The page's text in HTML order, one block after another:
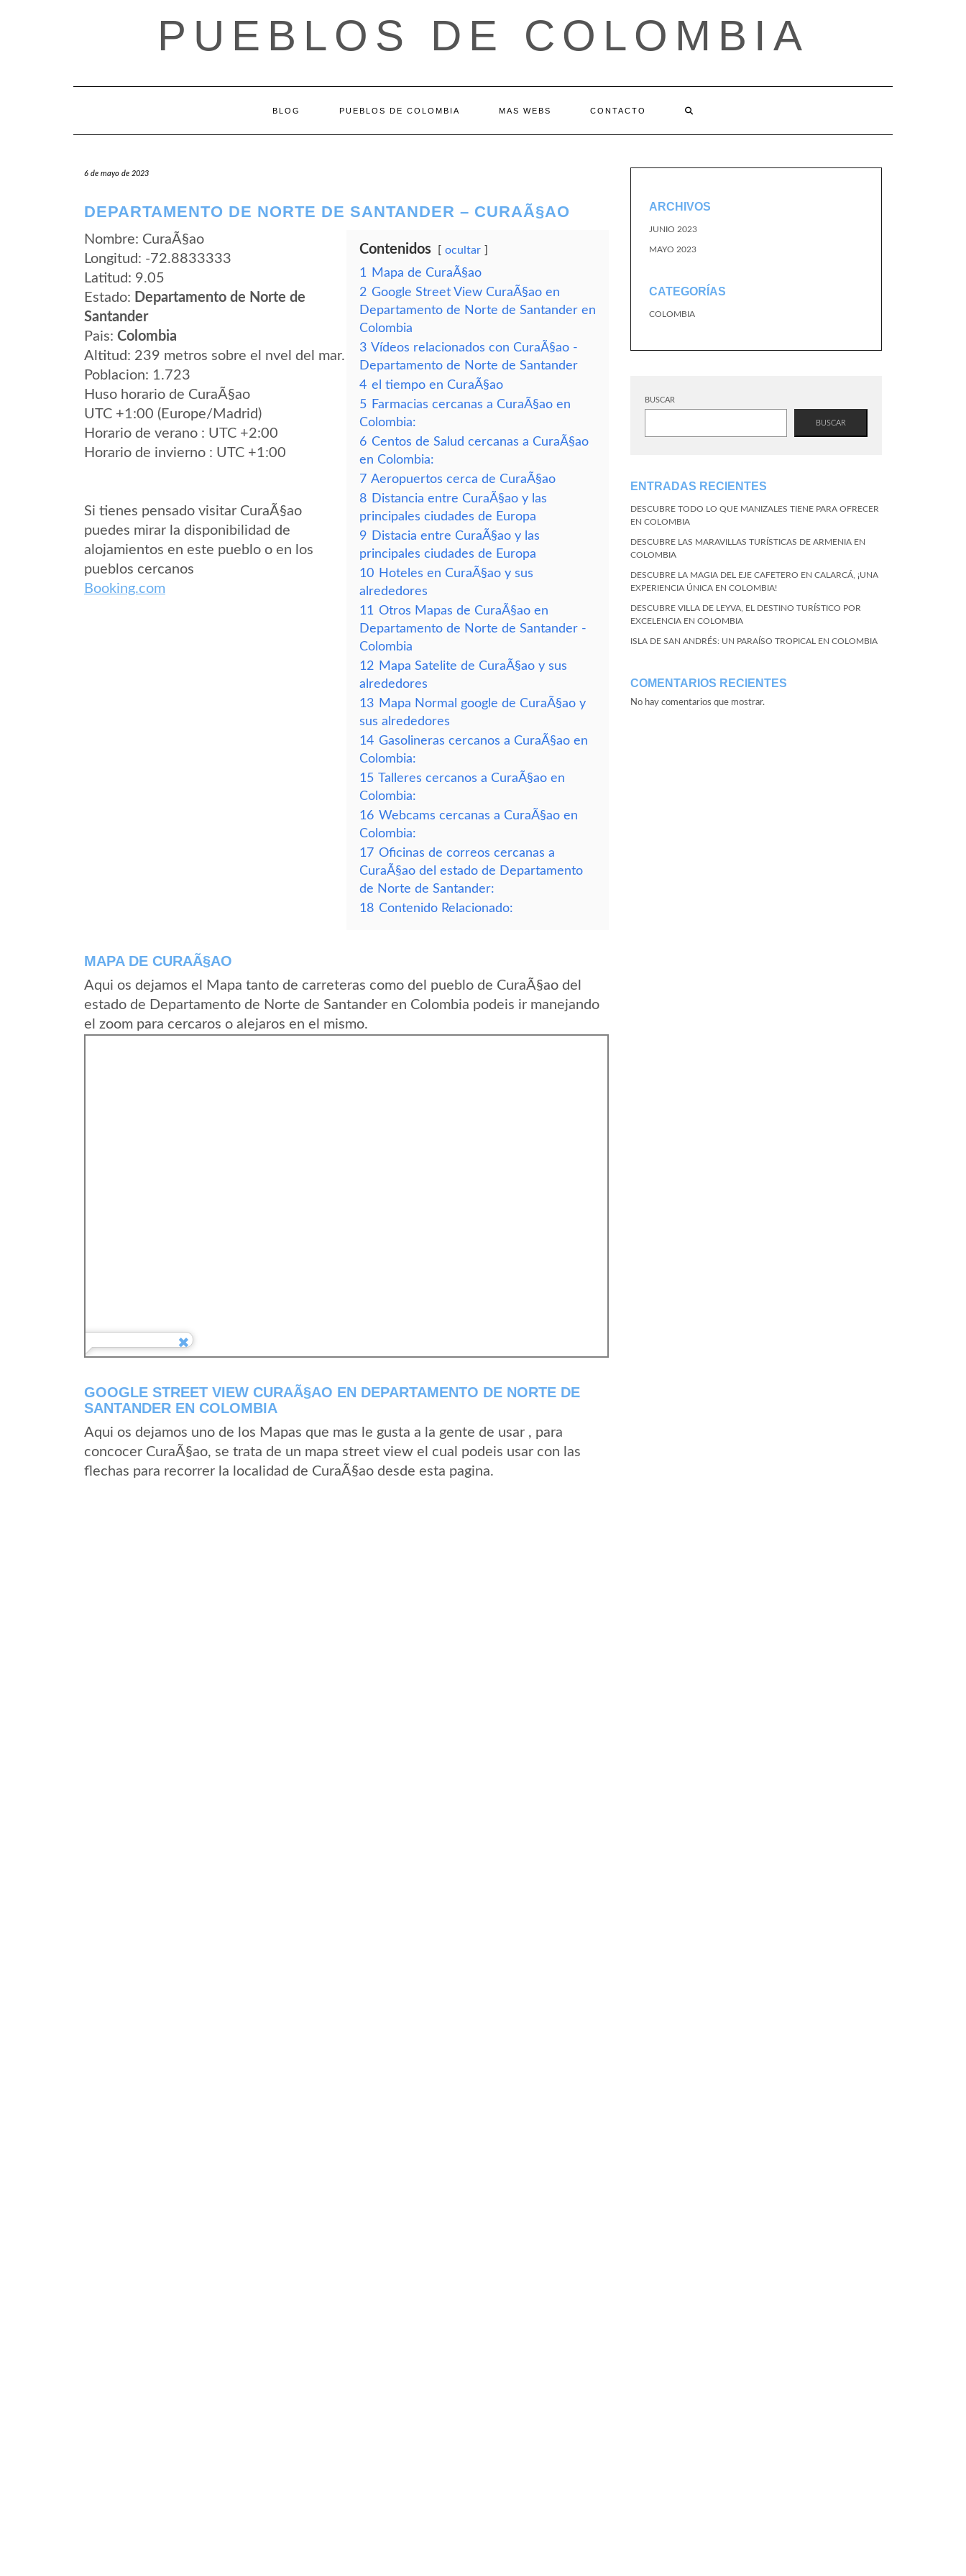
PUEBLOS DE COLOMBIA
BLOG PUEBLOS DE COLOMBIA MAS WEBS CONTACTO
6 de mayo de 2023
DEPARTAMENTO DE NORTE DE SANTANDER – CURAÃ§AO
Nombre: CuraÃ§ao
Longitud: -72.8833333
Latitud: 9.05
Estado: Departamento de Norte de
Santander
Pais: Colombia
Altitud: 239 metros sobre el nvel del mar.
Poblacion: 1.723
Huso horario de CuraÃ§ao
UTC +1:00 (Europe/Madrid)
Horario de verano : UTC +2:00
Horario de invierno : UTC +1:00
Si tienes pensado visitar CuraÃ§ao
puedes mirar la disponibilidad de
alojamientos en este pueblo o en los
pueblos cercanos
Booking.com
Contenidos ocultar
1
Mapa de CuraÃ§ao
2 Google Street View CuraÃ§ao en
Departamento de Norte de Santander en
Colombia
3 Vídeos relacionados con CuraÃ§ao -
Departamento de Norte de Santander
4 el tiempo en CuraÃ§ao
5 Farmacias cercanas a CuraÃ§ao en
Colombia:
6 Centos de Salud cercanas a CuraÃ§ao
en Colombia:
7 Aeropuertos cerca de CuraÃ§ao
8 Distancia entre CuraÃ§ao y las
principales ciudades de Europa
9 Distacia entre CuraÃ§ao y las
principales ciudades de Europa
10 Hoteles en CuraÃ§ao y sus
alrededores
11 Otros Mapas de CuraÃ§ao en
Departamento de Norte de Santander -
Colombia
12 Mapa Satelite de CuraÃ§ao y sus
alrededores
13 Mapa Normal google de CuraÃ§ao y
sus alrededores
14 Gasolineras cercanos a CuraÃ§ao en
Colombia:
15 Talleres cercanos a CuraÃ§ao en
Colombia:
16 Webcams cercanas a CuraÃ§ao en
Colombia:
17 Oficinas de correos cercanas a
CuraÃ§ao del estado de Departamento
de Norte de Santander:
18 Contenido Relacionado:
MAPA DE CURAÃ§AO
Aqui os dejamos el Mapa tanto de carreteras como del pueblo de CuraÃ§ao del
estado de Departamento de Norte de Santander en Colombia podeis ir manejando
el zoom para cercaros o alejaros en el mismo.
GOOGLE STREET VIEW CURAÃ§AO EN DEPARTAMENTO DE NORTE DE
SANTANDER EN COLOMBIA
Aqui os dejamos uno de los Mapas que mas le gusta a la gente de usar , para
concocer CuraÃ§ao, se trata de un mapa street view el cual podeis usar con las
flechas para recorrer la localidad de CuraÃ§ao desde esta pagina.
ARCHIVOS
JUNIO 2023
MAYO 2023
CATEGORÍAS
COLOMBIA
BUSCAR
BUSCAR
ENTRADAS RECIENTES
DESCUBRE TODO LO QUE MANIZALES TIENE PARA OFRECER
EN COLOMBIA
DESCUBRE LAS MARAVILLAS TURÍSTICAS DE ARMENIA EN
COLOMBIA
DESCUBRE LA MAGIA DEL EJE CAFETERO EN CALARCÁ, ¡UNA
EXPERIENCIA ÚNICA EN COLOMBIA!
DESCUBRE VILLA DE LEYVA, EL DESTINO TURÍSTICO POR
EXCELENCIA EN COLOMBIA
ISLA DE SAN ANDRÉS: UN PARAÍSO TROPICAL EN COLOMBIA
COMENTARIOS RECIENTES
No hay comentarios que mostrar.